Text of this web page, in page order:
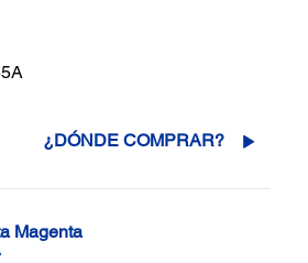
¿DÓNDE COMPRAR?
Magenta